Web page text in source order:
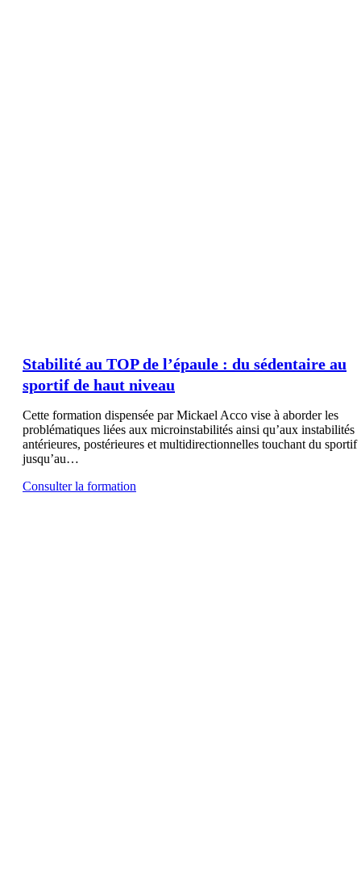
Stabilité au TOP de l’épaule : du sédentaire au
sportif de haut niveau
Cette formation dispensée par Mickael Acco vise à aborder les
problématiques liées aux microinstabilités ainsi qu’aux instabilités
antérieures, postérieures et multidirectionnelles touchant du sportif
jusqu’au…
Consulter la formation